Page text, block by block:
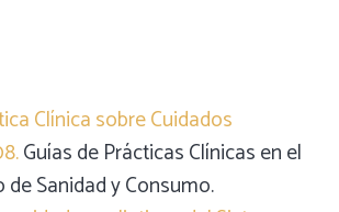
Clínica sobre Cuidados
Guías de Prácticas Clínicas en el
de Sanidad y Consumo.